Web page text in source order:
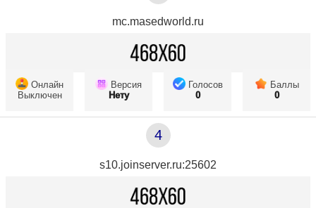
mc.masedworld.ru
Онлайн
Выключен
Версия
Нету
Голосов
0
Баллы
0
4
s10.joinserver.ru:25602